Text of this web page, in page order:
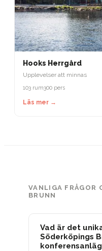
Hooks Herrgård
Upplevelser att minnas
103 rum300 pers
Läs mer →
VANLIGA FRÅGOR
BRUNN
Vad är det
Söderköpings